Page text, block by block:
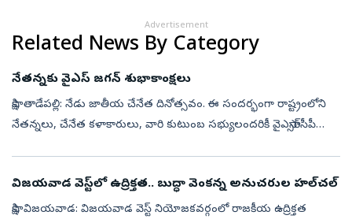
Advertisement
Related News By Category
నేతన్నకు వైఎస్‌ జగన్‌ శుభాకాంక్షలు
సాక్షి, తాడేపల్లి: నేడు జాతీయ చేనేత దినోత్సవం. ఈ సందర్భంగా రాష్ట్రంలోని
నేతన్నలు, చేనేత కళాకారులు, వారి కుటుంబ స‌భ్యులంద‌రికీ వైఎస్సార్‌సీపీ
విజయవాడ వెస్ట్‌లో ఉద్రిక్తత.. బుద్ధా వెంకన్న అనుచరుల హల్‌చల్‌
సాక్షి, విజయవాడ: విజయవాడ వెస్ట్ నియోజకవర్గంలో రాజకీయ ఉద్రిక్తత